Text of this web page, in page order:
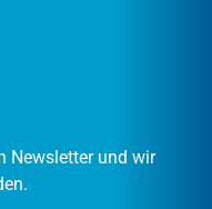
Newsletter und wir